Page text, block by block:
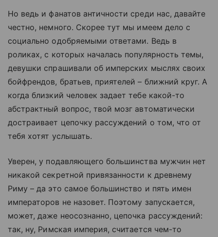
Но ведь и фанатов античности среди нас, давайте
честно, немного. Скорее тут мы имеем дело с
социально одобряемыми ответами. Ведь в
роликах, с которых началась популярность темы,
девушки спрашивали об имперских мыслях своих
бойфрендов, братьев, приятелей – ближний круг. А
когда близкий человек задает тебе какой-то
абстрактный вопрос, твой мозг автоматически
достраивает цепочку рассуждений о том, что от
тебя хотят услышать.
Уверен, у подавляющего большинства мужчин нет
никакой секретной привязанности к древнему
Риму – да это самое большинство и пять имен
императоров не назовет. Поэтому запускается,
может, даже неосознанно, цепочка рассуждений:
так, ну, Римская империя, считается чем-то